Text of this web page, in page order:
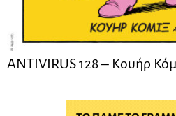
ANTIVIRUS 128 – Kουήρ